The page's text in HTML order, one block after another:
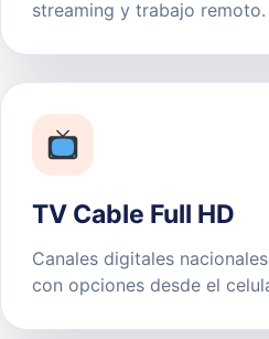
streaming y trabajo remoto.
TV Cable Full HD
Canales digitales
con opciones desde el